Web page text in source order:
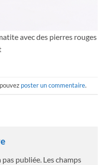
avec des pierres rouges
poster un commentaire.
publiée. Les champs